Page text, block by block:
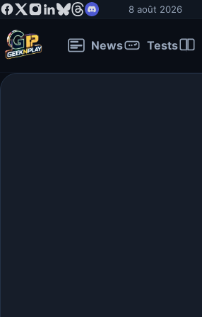
8 août 2026
News Tests